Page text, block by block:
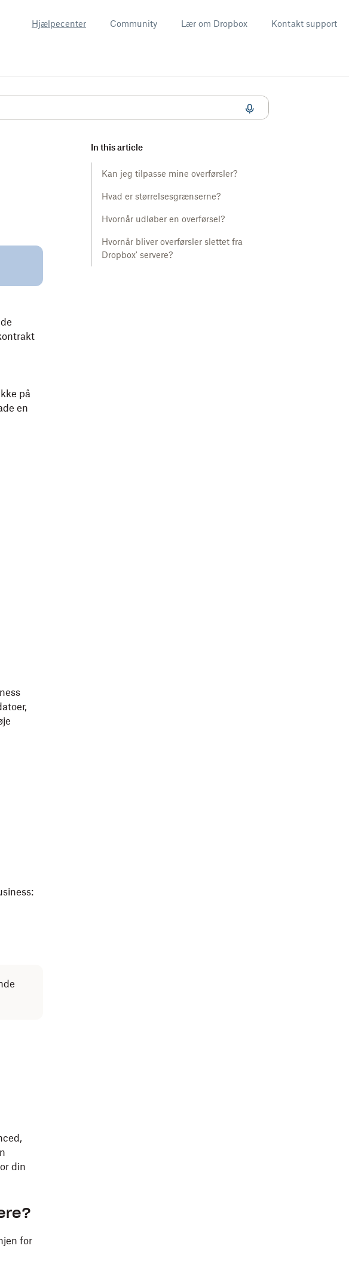
Hjælpecenter Community Lær om Dropbox Kontakt support
In this article
Kan jeg tilpasse mine overførsler?
Hvad er størrelsesgrænserne?
Hvornår udløber en overførsel?
Hvornår bliver overførsler slettet fra
Dropbox' servere?
på
en
din
for